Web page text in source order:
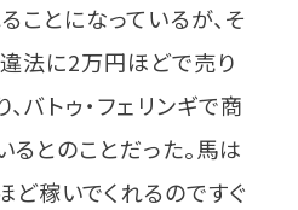
ことになっているが、そ
法に2万円ほどで売り
バトゥ・フェリンギで商
とのことだった。馬は
稼いでくれるのですぐ